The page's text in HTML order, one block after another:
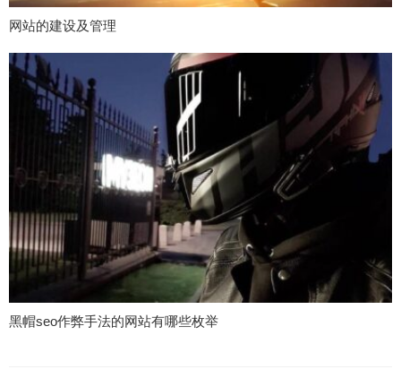
网站的建设及管理
黑帽seo作弊手法的网站有哪些枚举